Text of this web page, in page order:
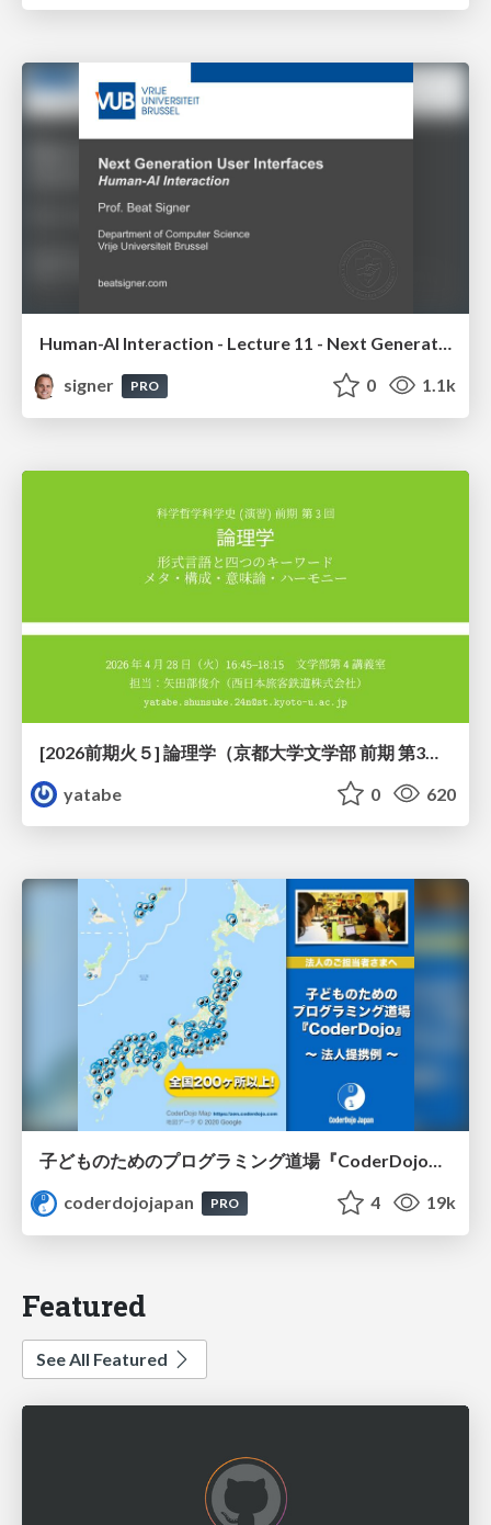
Human-AI Interaction - Lecture 11 - Next Generation User Interfaces (4018166FNR)
signer
PRO 0 1.1k
yatabe
0 620
子どものためのプログラミング道場『CoderDojo』〜法人提携例〜 / Partnership with CoderDojo Japan
coderdojojapan
PRO 4 19k
Featured
See All Featured